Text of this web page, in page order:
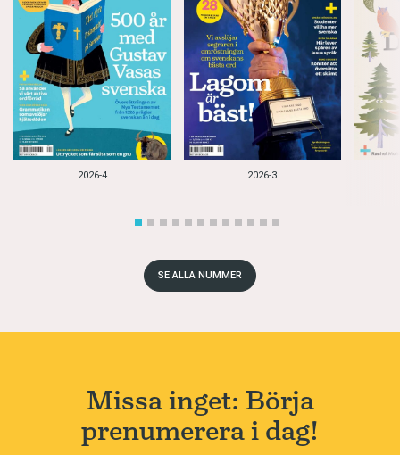
2026-4 2026-3
SE ALLA NUMMER
Missa inget: Börja
prenumerera i dag!